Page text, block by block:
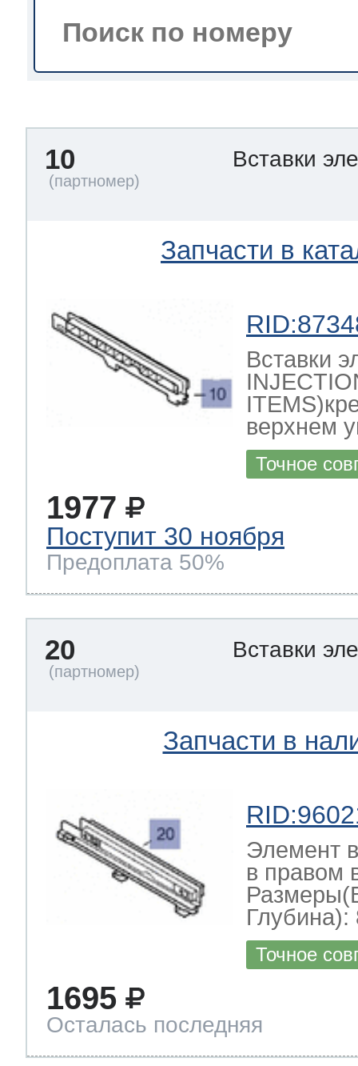
по уходу
10 Вставки
Запчасти в
Вставки
верхнем
Точное
1977
Поступит 30 ноября
Предоплата 50%
20 Вставки
Запчасти в
Элемент
в правом
Глубина):
Точное
1695
Осталась последняя